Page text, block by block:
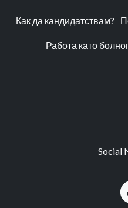
Как да кандидатствам?
Работа като
Social